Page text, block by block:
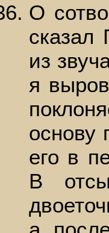
О
сказал
из
я
основу
его в
В